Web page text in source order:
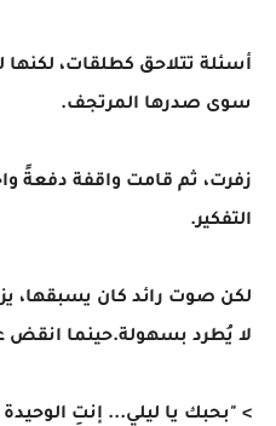
أسئلة تتلاحق كطلقات،
سوى صدرها المرتجف.
زفرت، ثم قامت واقفة دفعةً
التفكير.
لكن صوت رائد كان يسبقها،
لا يُطرد بسهولة.حينما انقض
> "بحبك يا ليلي... إنتِ الوحيدة